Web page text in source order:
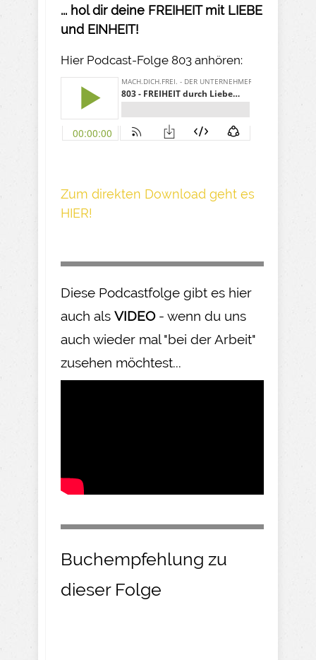
... hol dir deine FREIHEIT mit LIEBE
und EINHEIT!
Hier Podcast-Folge 803 anhören:
Z um direkte n Download geh t es
HIER!
Diese Podcastfolge gibt es hier
auch als VIDEO- wenn du uns
auch wieder mal "bei der Arbeit"
zusehen möchtest...
Buchempfehlung zu
dieser Folge